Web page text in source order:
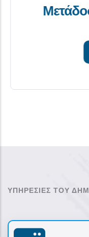
ΥΠΗΡΕΣΙΕΣ ΤΟΥ